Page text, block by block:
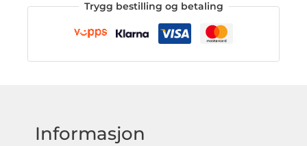
Trygg bestilling og betaling
Informasjon